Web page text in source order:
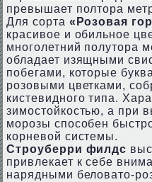
превышает полтора
Для сорта «Розовая
красивое и обильное
многолетний полутора
обладает изящными
побегами, которые
розовыми цветками,
кистевидного типа.
зимостойкостью, а при
морозы способен
корневой системы.
Строуберри филдс
привлекает к себе
нарядными беловато-